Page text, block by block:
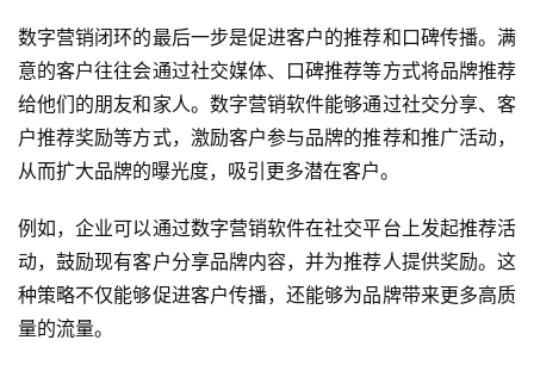
数字营销闭环的最后一步是促进客户的推荐和口碑传播。满
意的客户往往会通过社交媒体、口碑推荐等方式将品牌推荐
给他们的朋友和家人。数字营销软件能够通过社交分享、客
户推荐奖励等方式，激励客户参与品牌的推荐和推广活动，
从而扩大品牌的曝光度，吸引更多潜在客户。
例如，企业可以通过数字营销软件在社交平台上发起推荐活
动，鼓励现有客户分享品牌内容，并为推荐人提供奖励。这
种策略不仅能够促进客户传播，还能够为品牌带来更多高质
量的流量。